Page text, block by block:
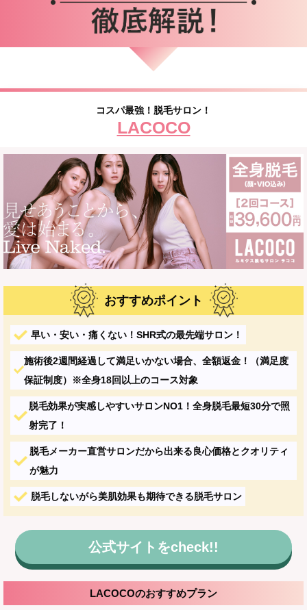
コスパ最強！脱毛サロン！
LACOCO
おすすめポイント
早い・安い・痛くない！SHR式の最先端サロン！
施術後2週間経過して満足いかない場合、全額返金！（満足度
保証制度）※全身18回以上のコース対象
脱毛効果が実感しやすいサロンNO1！全身脱毛最短30分で照
射完了！
脱毛メーカー直営サロンだから出来る良心価格とクオリティ
が魅力
脱毛しないがら美肌効果も期待できる脱毛サロン
公式サイトをcheck!!
LACOCOのおすすめプラン